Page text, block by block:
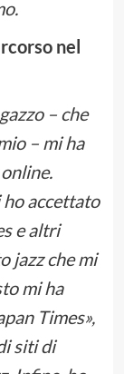
nel
– che
– mi ha
ho accettato
e altri
jazz che mi
mi ha
Times»,
siti di